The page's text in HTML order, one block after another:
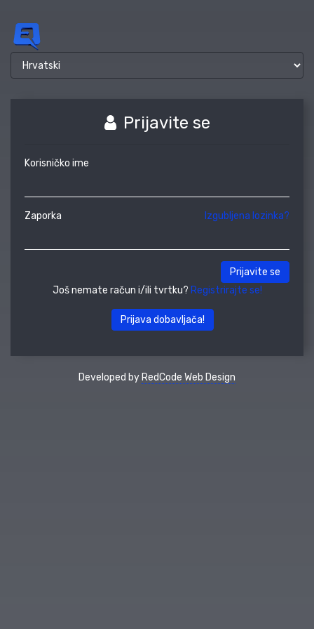
Prijavite se
Korisničko ime
Zaporka Izgubljena lozinka?
Prijavite se
Još nemate račun i/ili tvrtku? Registrirajte se!
Prijava dobavljača!
Developed by RedCode Web Design